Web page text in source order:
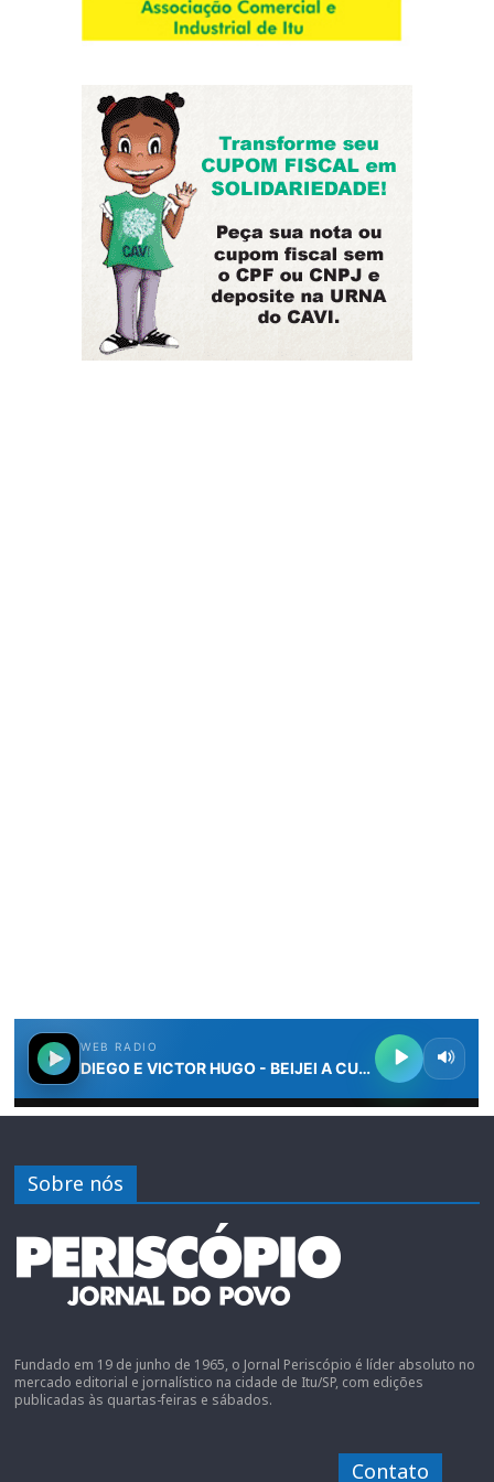
Sobre nós
Fundado em 19 de junho de 1965, o Jornal Periscópio é líder absoluto no
mercado editorial e jornalístico na cidade de Itu/SP, com edições
publicadas às quartas-feiras e sábados.
Contato